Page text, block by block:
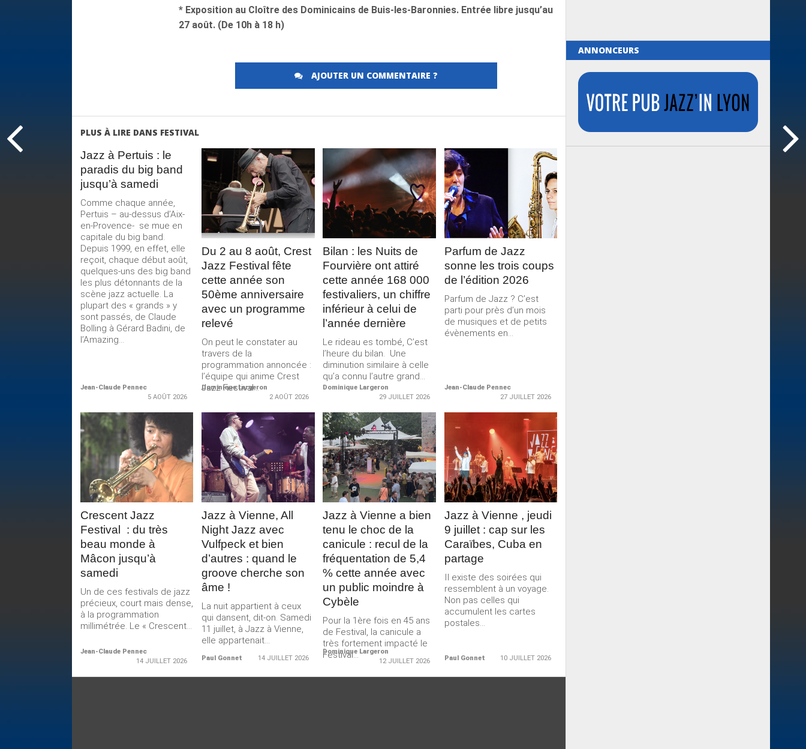
* Exposition au Cloître des Dominicains de Buis-les-Baronnies. Entrée libre jusqu’au
27 août. (De 10h à 18 h)
AJOUTER UN COMMENTAIRE ?
PLUS À LIRE DANS FESTIVAL
Jazz à Pertuis : le
paradis du big band
jusqu’à samedi
Comme chaque année,
Pertuis – au-dessus d’Aix-
en-Provence- se mue en
capitale du big band.
Depuis 1999, en effet, elle
reçoit, chaque début août,
quelques-uns des big band
les plus détonnants de la
scène jazz actuelle. La
plupart des « grands » y
sont passés, de Claude
Bolling à Gérard Badini, de
l’Amazing...
Jean-Claude Pennec
5 AOÛT 2026
LIRE LA
SUITE
Du 2 au 8 août, Crest
Jazz Festival fête
cette année son
50ème anniversaire
avec un programme
relevé
On peut le constater au
travers de la
programmation annoncée :
l’équipe qui anime Crest
Jazz Festival...
Dominique Largeron
2 AOÛT 2026
LIRE LA
SUITE
Bilan : les Nuits de
Fourvière ont attiré
cette année 168 000
festivaliers, un chiffre
inférieur à celui de
l’année dernière
Le rideau es tombé, C’est
l’heure du bilan. Une
diminution similaire à celle
qu’a connu l’autre grand...
Dominique Largeron
29 JUILLET 2026
Parfum de Jazz
sonne les trois coups
de l’édition 2026
Parfum de Jazz ? C’est
parti pour près d’un mois
de musiques et de petits
évènements en...
Jean-Claude Pennec
27 JUILLET 2026
LIRE LA
SUITE
Crescent Jazz
Festival : du très
beau monde à
Mâcon jusqu’à
samedi
Un de ces festivals de jazz
précieux, court mais dense,
à la programmation
millimétrée. Le « Crescent...
Jean-Claude Pennec
14 JUILLET 2026
LIRE LA
SUITE
Jazz à Vienne, All
Night Jazz avec
Vulfpeck et bien
d’autres : quand le
groove cherche son
âme !
La nuit appartient à ceux
qui dansent, dit-on. Samedi
11 juillet, à Jazz à Vienne,
elle appartenait...
Paul Gonnet 14 JUILLET 2026
LIRE LA
SUITE
Jazz à Vienne a bien
tenu le choc de la
canicule : recul de la
fréquentation de 5,4
% cette année avec
un public moindre à
Cybèle
Pour la 1ère fois en 45 ans
de Festival, la canicule a
très fortement impacté le
Festival...
Dominique Largeron
12 JUILLET 2026
LIRE LA
SUITE
Jazz à Vienne , jeudi
9 juillet : cap sur les
Caraïbes, Cuba en
partage
Il existe des soirées qui
ressemblent à un voyage.
Non pas celles qui
accumulent les cartes
postales...
Paul Gonnet 10 JUILLET 2026
ANNONCEURS